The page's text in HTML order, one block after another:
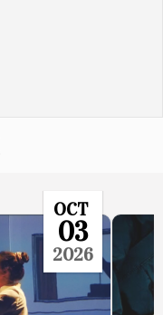
OCT
03
2026